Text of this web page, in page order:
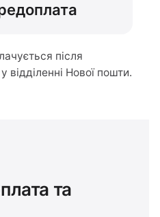
після
відділенні Нової пошти.
та